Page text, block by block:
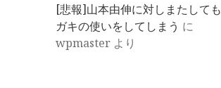
[悲報]山本由伸に対しまたしても
ガキの使いをしてしまう に
wpmaster より